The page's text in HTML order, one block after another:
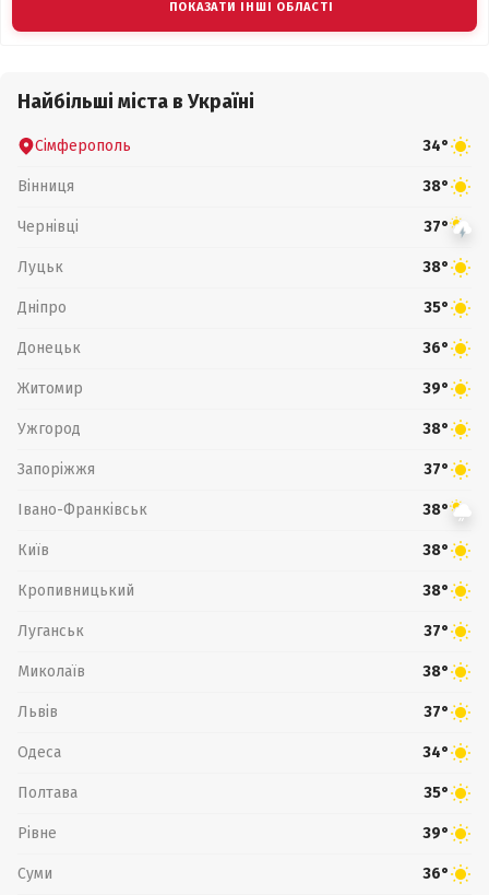
ПОКАЗАТИ ІНШІ ОБЛАСТІ
Найбільші міста в Україні
Сімферополь 34°
Вінниця 38°
Чернівці 37°
Луцьк 38°
Дніпро 35°
Донецьк 36°
Житомир 39°
Ужгород 38°
Запоріжжя 37°
Івано-Франківськ 38°
Київ 38°
Кропивницький 38°
Луганськ 37°
Миколаїв 38°
Львів 37°
Одеса 34°
Полтава 35°
Рівне 39°
Суми 36°